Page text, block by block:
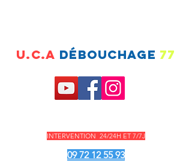
u.c.a dÉBOUCHAGE 77
INTERVENTION 24/24H ET 7/7J
09 72 12 55 93